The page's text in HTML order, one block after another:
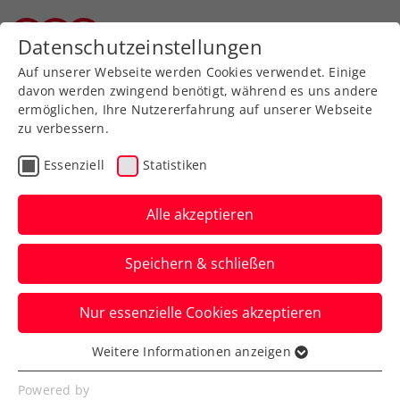
Turniere
ATP Marseille:
Erler/Miedler müssen im
Doppel-Halbfinale
aufgeben
Eine Schulterverletzung bei Alexander
Erler stoppt Österreichs Davis-Cup-
Doppel in Frankreich.
Datenschutzeinstellungen
Auf unserer Webseite werden Cookies verwendet. Einige
davon werden zwingend benötigt, während es uns andere
ermöglichen, Ihre Nutzererfahrung auf unserer Webseite
zu verbessern.
Essenziell Statistiken
Alle akzeptieren
Speichern & schließen
Nur essenzielle Cookies akzeptieren
Essenziell
Essenzielle Cookies werden für grundlegende
Weitere Informationen anzeigen
Powered by